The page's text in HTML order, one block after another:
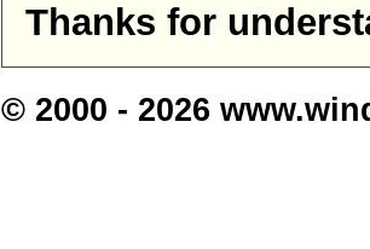
Thanks for
© 2000 - 2026